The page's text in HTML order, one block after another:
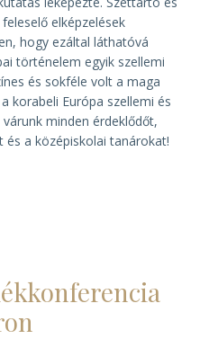
elképzelések
hogy ezáltal láthatóvá
történelem egyik szellemi
és sokféle volt a maga
korabeli Európa szellemi és
minden érdeklődőt,
a középiskolai tanárokat!